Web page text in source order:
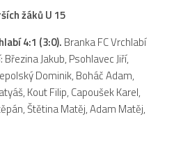
žáků U 15
4:1 (3:0). Branka FC Vrchlabí
Jakub, Psohlavec Jiří,
Dominik, Boháč Adam,
Kout Filip, Capoušek Karel,
Štětina Matěj, Adam Matěj,